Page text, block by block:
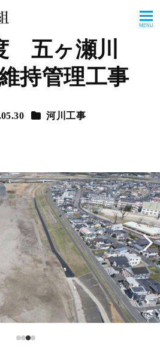
MENU
五ヶ瀬川
持管理工事
カテゴリー
河川工事